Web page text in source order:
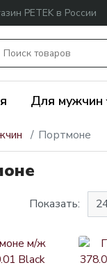
PETEK в России
Для мужчин
Портмоне
Показать: